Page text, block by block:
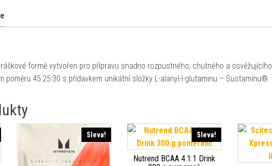
formě vytvořen pro přípravu snadno rozpustného, chutného a osvěžujícího
poměru 45:25:30 s přídavkem unikátní složky L-alanyl-l-glutaminu – Sustamínu®.
Sleva! Sleva!
Nutrend BCAA 4:1:1 Drink